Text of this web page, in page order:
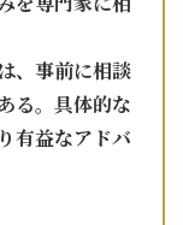
、事前に相談
る。具体的な
有益なアドバ